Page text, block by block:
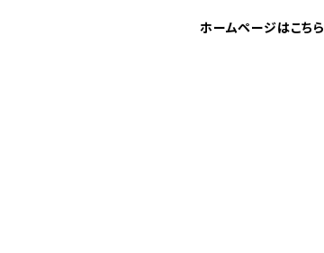
ホームページはこちら